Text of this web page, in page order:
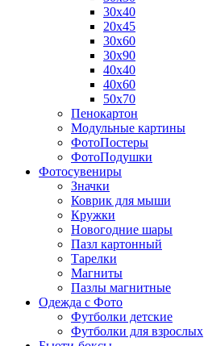
30х40
20х45
30х60
30х90
40х40
40х60
50х70
Пенокартон
Модульные картины
ФотоПостеры
ФотоПодушки
Фотоcувениры
Значки
Коврик для мыши
Кружки
Новогодние шары
Пазл картонный
Тарелки
Магниты
Пазлы магнитные
Одежда с Фото
Футболки детские
Футболки для взрослых